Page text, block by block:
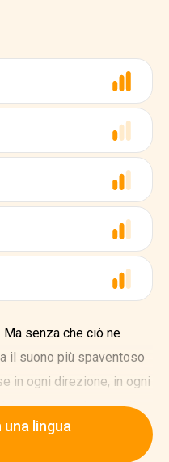
senza che ciò ne
il suono più spaventoso
in ogni direzione, in ogni
lungo le pareti, per tutte
seminterrato e in
più lontano. Poi tornò e
lingua